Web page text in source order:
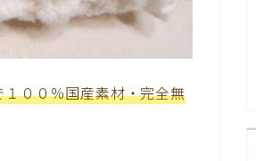
００％国産素材・完全無